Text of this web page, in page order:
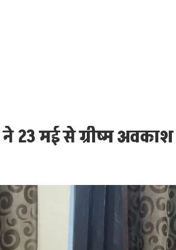
23 मई से ग्रीष्म अवकाश